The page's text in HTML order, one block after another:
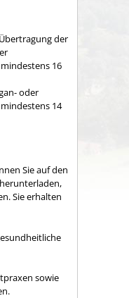
der
16
oder
14
Sie auf den
Sie erhalten
sowie